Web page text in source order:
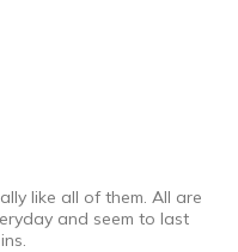
like all of them. All are
and seem to last